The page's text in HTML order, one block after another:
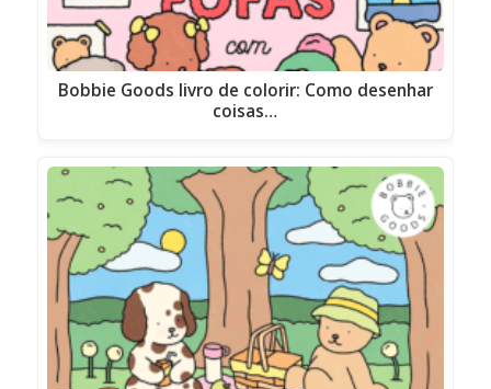
Bobbie Goods livro de colorir: Como desenhar
coisas…